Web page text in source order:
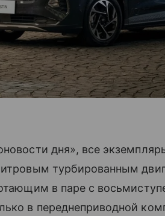
дня», все
турбированным
в паре с
в переднеприводной